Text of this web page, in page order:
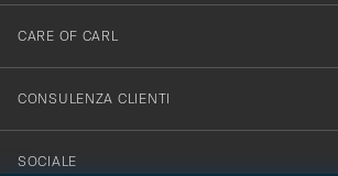
CARE OF CARL
CONSULENZA CLIENTI
SOCIALE